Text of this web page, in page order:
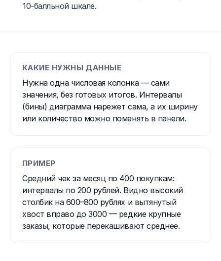
10-балльной шкале.
КАКИЕ НУЖНЫ ДАННЫЕ
Нужна одна числовая колонка — сами
значения, без готовых итогов. Интервалы
(бины) диаграмма нарежет сама, а их ширину
или количество можно поменять в панели.
ПРИМЕР
Средний чек за месяц по 400 покупкам:
интервалы по 200 рублей. Видно высокий
столбик на 600–800 рублях и вытянутый
хвост вправо до 3000 — редкие крупные
заказы, которые перекашивают среднее.